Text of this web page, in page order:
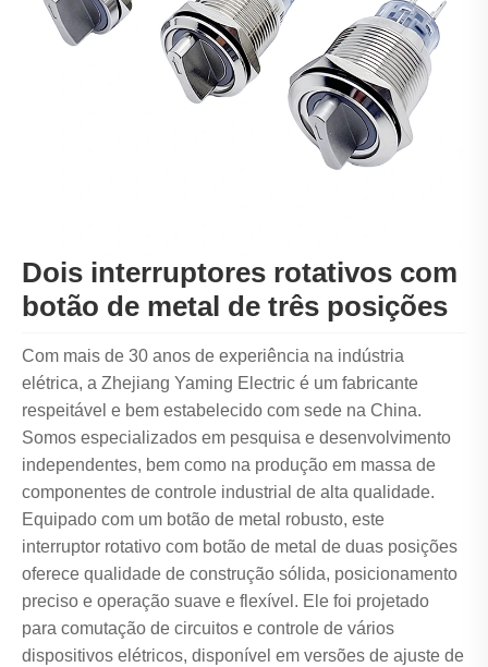
Dois interruptores rotativos com
botão de metal de três posições
Com mais de 30 anos de experiência na indústria
elétrica, a Zhejiang Yaming Electric é um fabricante
respeitável e bem estabelecido com sede na China.
Somos especializados em pesquisa e desenvolvimento
independentes, bem como na produção em massa de
componentes de controle industrial de alta qualidade.
Equipado com um botão de metal robusto, este
interruptor rotativo com botão de metal de duas posições
oferece qualidade de construção sólida, posicionamento
preciso e operação suave e flexível. Ele foi projetado
para comutação de circuitos e controle de vários
dispositivos elétricos, disponível em versões de ajuste de